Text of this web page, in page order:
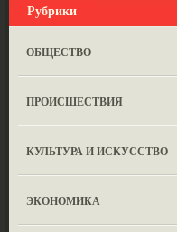
Рубрики
ОБЩЕСТВО
ПРОИСШЕСТВИЯ
КУЛЬТУРА И ИСКУССТВО
ЭКОНОМИКА